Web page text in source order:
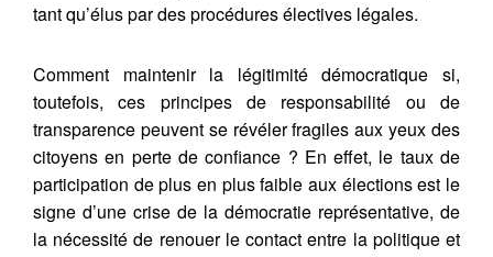
tant qu’élus par des procédures électives légales.
Comment maintenir la légitimité démocratique si,
toutefois, ces principes de responsabilité ou de
transparence peuvent se révéler fragiles aux yeux des
citoyens en perte de confiance ? En effet, le taux de
participation de plus en plus faible aux élections est le
signe d’une crise de la démocratie représentative, de
la nécessité de renouer le contact entre la politique et